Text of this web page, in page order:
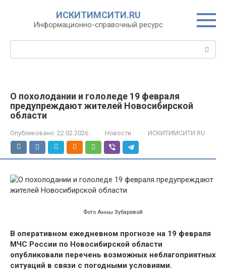
ИСКИТИМСИТИ.RU
Информационно-справочный ресурс
О похолодании и гололеде 19 февраля
предупреждают жителей Новосибирской
области
Опубликовано: 22.02.2026 Новости ИСКИТИМСИТИ.RU
Фото Анны Зубаревой
В оперативном ежедневном прогнозе на 19 февраля
МЧС России по Новосибирской области
опубликовали перечень возможных неблагоприятных
ситуаций в связи с погодными условиями.